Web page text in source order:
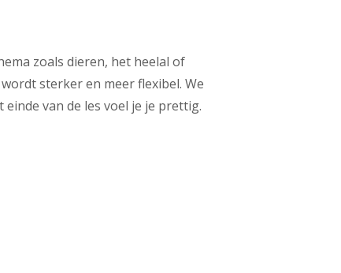
zoals dieren, het heelal of
sterker en meer flexibel. We
van de les voel je je prettig.